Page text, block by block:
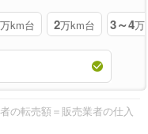
万km台 2万km台 3～4万
の転売額＝販売業者の仕入